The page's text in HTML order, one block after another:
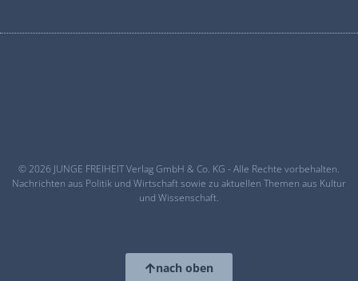
© 2026 JUNGE FREIHEIT Verlag GmbH & Co. KG - Alle Rechte vorbehalten.
Nachrichten aus Politik und Wirtschaft sowie zu aktuellen Themen aus Kultur
und Wissenschaft.
nach oben